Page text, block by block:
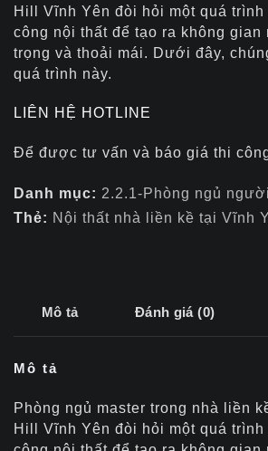
Hill Vĩnh Yên đòi hỏi một quá
công nội thất để tạo ra không gian
trọng và thoải mái. Dưới đây,
quá trình này.
LIÊN HỆ HOTLINE
Để được tư vấn và báo giá thi
Danh mục: 2.2.1-Phòng ngủ
Thẻ: Nội thất nhà liền kề tại Vĩnh
Mô tả Đánh giá (0)
Mô tả
Phòng ngủ master trong nhà liền
Hill Vĩnh Yên đòi hỏi một quá